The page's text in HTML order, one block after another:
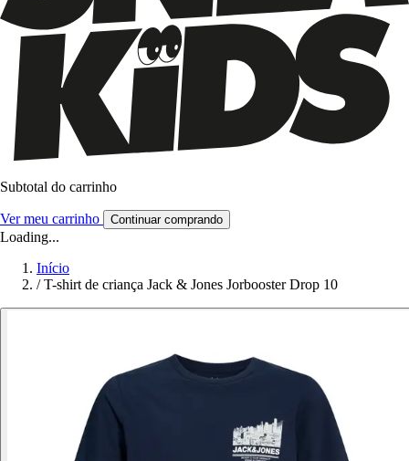
Subtotal do carrinho
Ver meu carrinho Continuar comprando
Loading...
Início
/ T-shirt de criança Jack & Jones Jorbooster Drop 10